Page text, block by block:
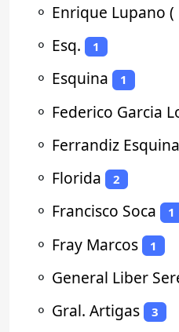
⚬ Enrique Lupano (
⚬ Esq. 1
⚬ Esquina 1
⚬ Federico Garcia
⚬ Ferrandiz Esquina
⚬ Florida 2
⚬ Francisco Soca 1
⚬ Fray Marcos 1
⚬ General Liber
⚬ Gral. Artigas 3